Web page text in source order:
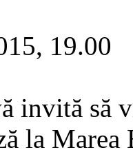
19.00
invită să
la